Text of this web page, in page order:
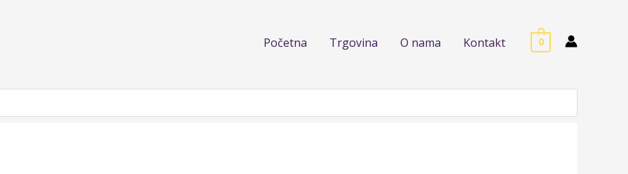
Početna Trgovina O nama Kontakt 0